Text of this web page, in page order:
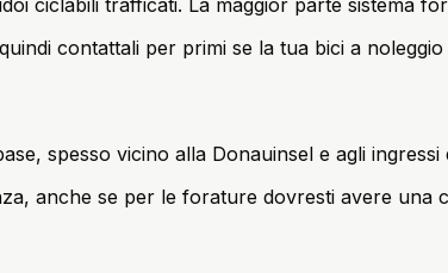
contattali per primi se la tua bici a
spesso vicino alla Donauinsel e agli ingressi
anche se per le forature dovresti avere una